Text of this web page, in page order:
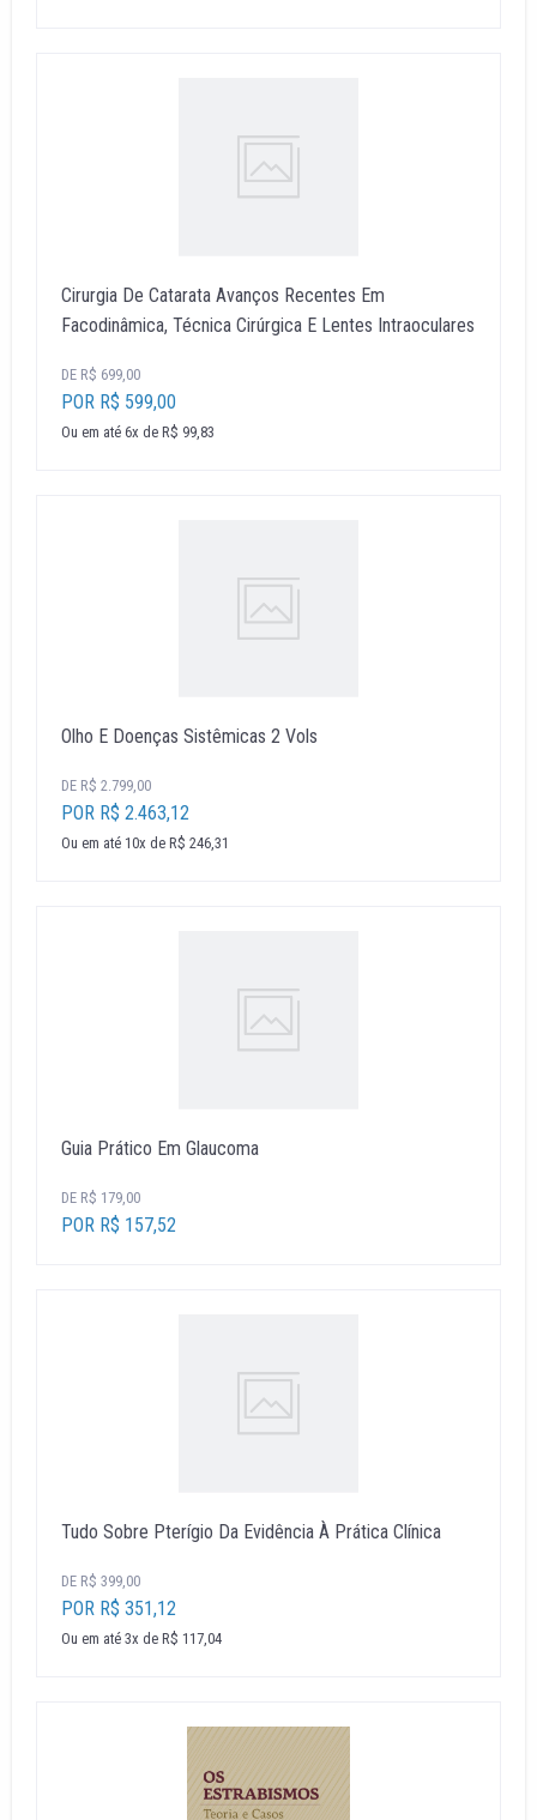
Cirurgia De Catarata Avanços Recentes Em
Facodinâmica, Técnica Cirúrgica E Lentes Intraoculares
DE R$ 699,00
POR R$ 599,00
Ou em até 6x de R$ 99,83
Olho E Doenças Sistêmicas 2 Vols
DE R$ 2.799,00
POR R$ 2.463,12
Ou em até 10x de R$ 246,31
Guia Prático Em Glaucoma
DE R$ 179,00
POR R$ 157,52
Tudo Sobre Pterígio Da Evidência À Prática Clínica
DE R$ 399,00
POR R$ 351,12
Ou em até 3x de R$ 117,04